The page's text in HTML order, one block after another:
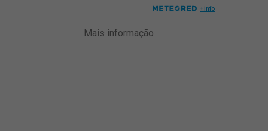
Mais informação